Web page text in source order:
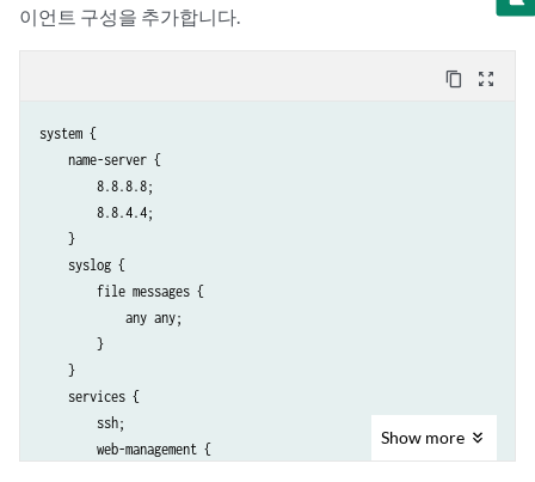
이언트 구성을 추가합니다.
content_copy zoom_out_map
system {
    name-server {
        8.8.8.8;
        8.8.4.4;
    }
    syslog {
        file messages {
            any any;
        }
    }
    services {
        ssh;
        web-management {
Show more